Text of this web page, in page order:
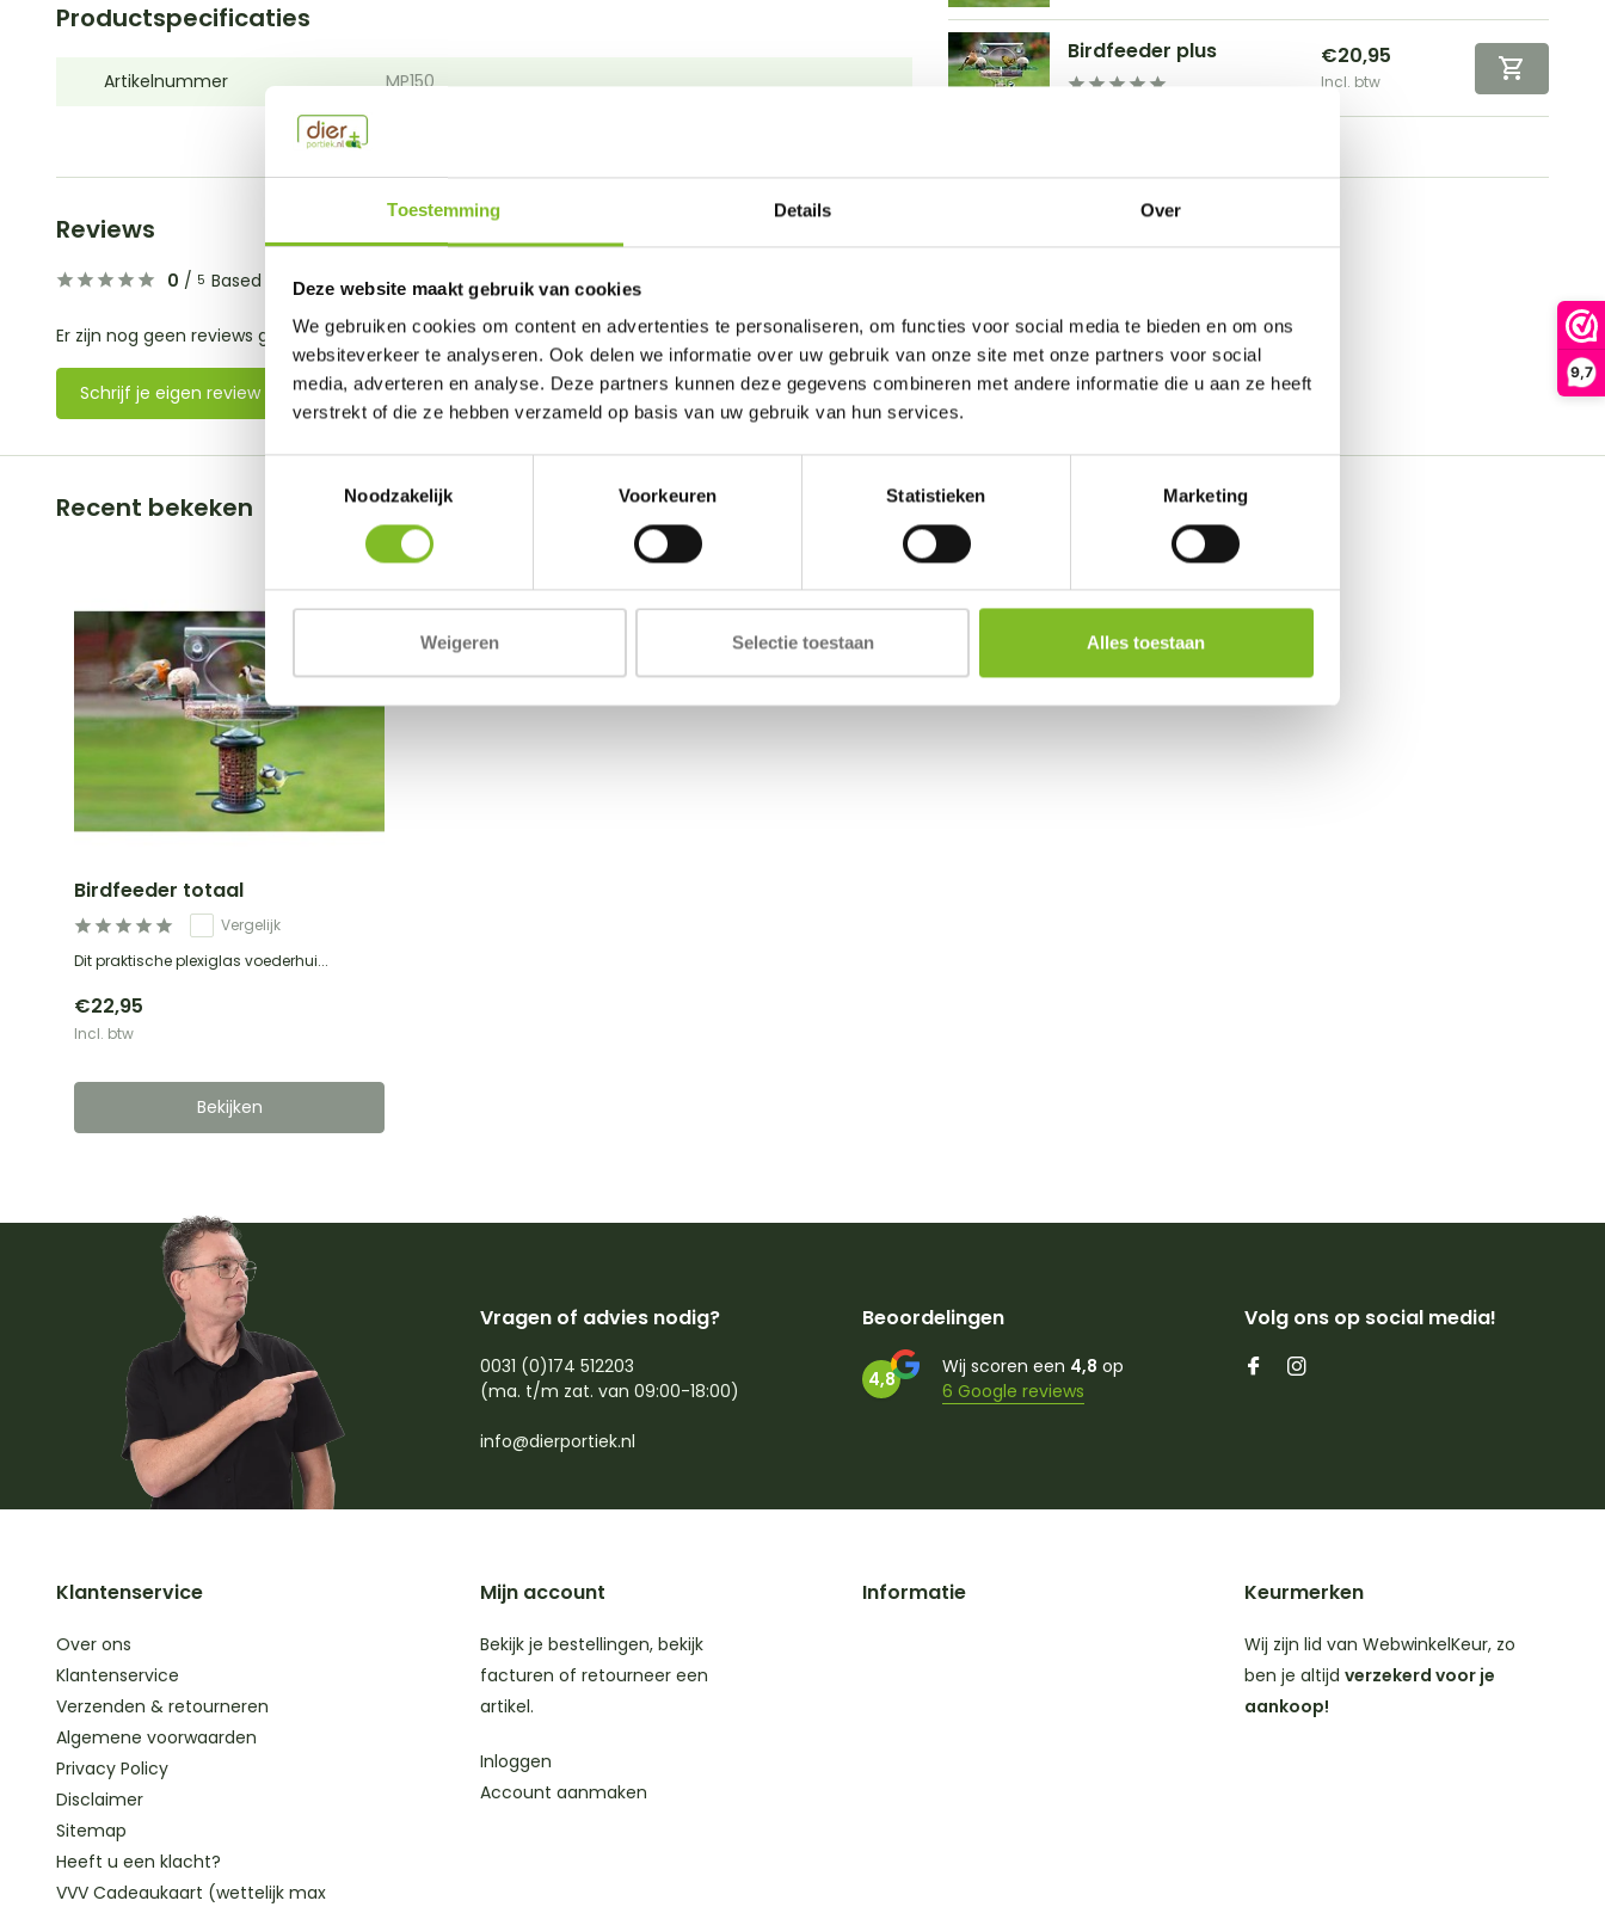
Toestemming Details Over
Deze website maakt gebruik van cookies
We gebruiken cookies om content en advertenties te personaliseren, om functies voor social media te bieden en om ons
websiteverkeer te analyseren. Ook delen we informatie over uw gebruik van onze site met onze partners voor social
media, adverteren en analyse. Deze partners kunnen deze gegevens combineren met andere informatie die u aan ze heeft
verstrekt of die ze hebben verzameld op basis van uw gebruik van hun services.
Noodzakelijk
Voorkeuren Statistieken Marketing
Weigeren Selectie toestaan Alles toestaan
9,7
Productspecificaties
Artikelnummer MP150
Birdfeeder plus €20,95
Incl. btw
Reviews
0 / 5 Based on 0 reviews
Er zijn nog geen reviews geschreven over dit product..
Schrijf je eigen review
Recent bekeken
Birdfeeder totaal
Vergelijk
Dit praktische plexiglas voederhui...
€22,95
Incl. btw
Bekijken
Vragen of advies nodig?
0031 (0)174 512203
(ma. t/m zat. van 09:00-18:00)
info@dierportiek.nl
Beoordelingen
4,8
Wij scoren een 4,8 op
6 Google reviews
Volg ons op social media!
Klantenservice
Over ons
Klantenservice
Verzenden & retourneren
Algemene voorwaarden
Privacy Policy
Disclaimer
Sitemap
Heeft u een klacht?
VVV Cadeaukaart (wettelijk max
Mijn account
Bekijk je bestellingen, bekijk
facturen of retourneer een
artikel.
Inloggen
Account aanmaken
Informatie Keurmerken
Wij zijn lid van WebwinkelKeur, zo
ben je altijd verzekerd voor je
aankoop!